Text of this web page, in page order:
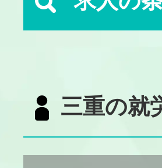
三重の就